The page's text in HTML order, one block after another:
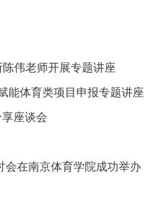
伟老师开展专题讲座
体育类项目申报专题讲座
座谈会
在南京体育学院成功举办